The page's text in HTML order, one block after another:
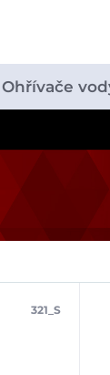
Ohřívače
321_S